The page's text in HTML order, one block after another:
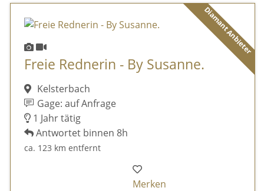
Diamant Anbieter
Freie Rednerin - By Susanne.
Kelsterbach
Gage: auf Anfrage
1 Jahr tätig
Antwortet binnen 8h
ca. 123 km entfernt
Merken